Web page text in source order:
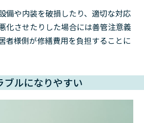
備や内装を破損したり、適切な対応
化させたりした場合には善管注意義
者様側が修繕費用を負担することに
ブルになりやすい